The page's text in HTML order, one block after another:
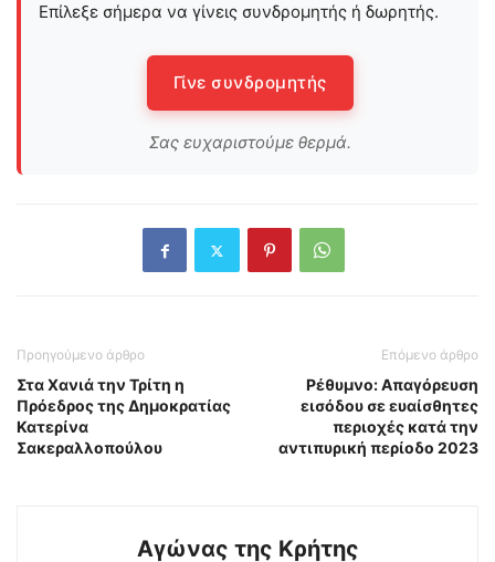
Επίλεξε σήμερα να γίνεις συνδρομητής ή δωρητής.
Γίνε συνδρομητής
Σας ευχαριστούμε θερμά.
Προηγούμενο άρθρο
Στα Χανιά την Τρίτη η
Πρόεδρος της Δημοκρατίας
Κατερίνα
Σακεραλλοπούλου
Επόμενο άρθρο
Ρέθυμνο: Απαγόρευση
εισόδου σε ευαίσθητες
περιοχές κατά την
αντιπυρική περίοδο 2023
Αγώνας της Κρήτης